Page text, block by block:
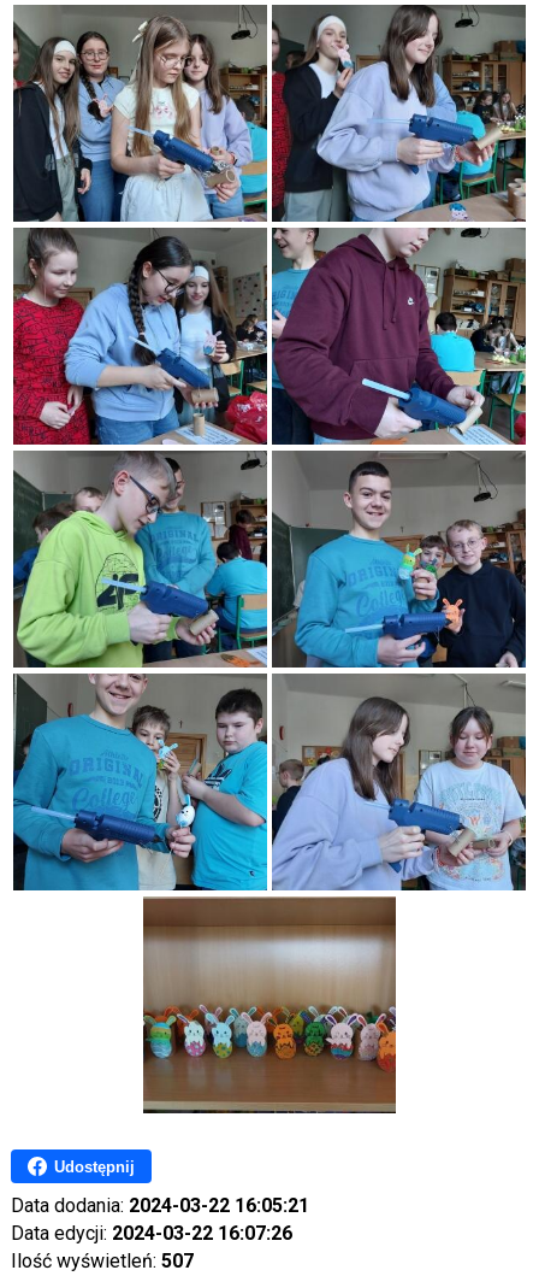
Udostępnij
Data dodania: 2024-03-22 16:05:21
Data edycji: 2024-03-22 16:07:26
Ilość wyświetleń: 507